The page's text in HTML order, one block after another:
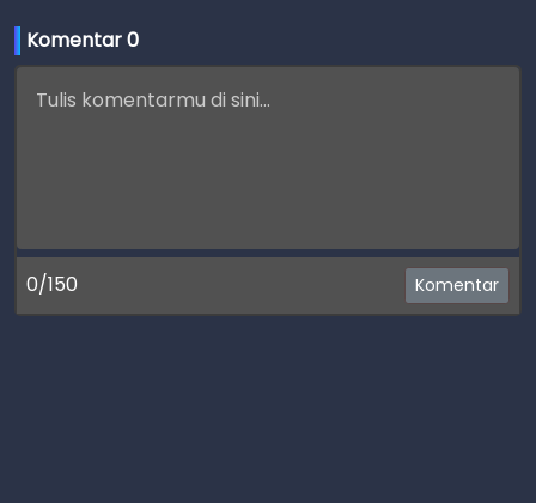
Komentar 0
0/150 Komentar